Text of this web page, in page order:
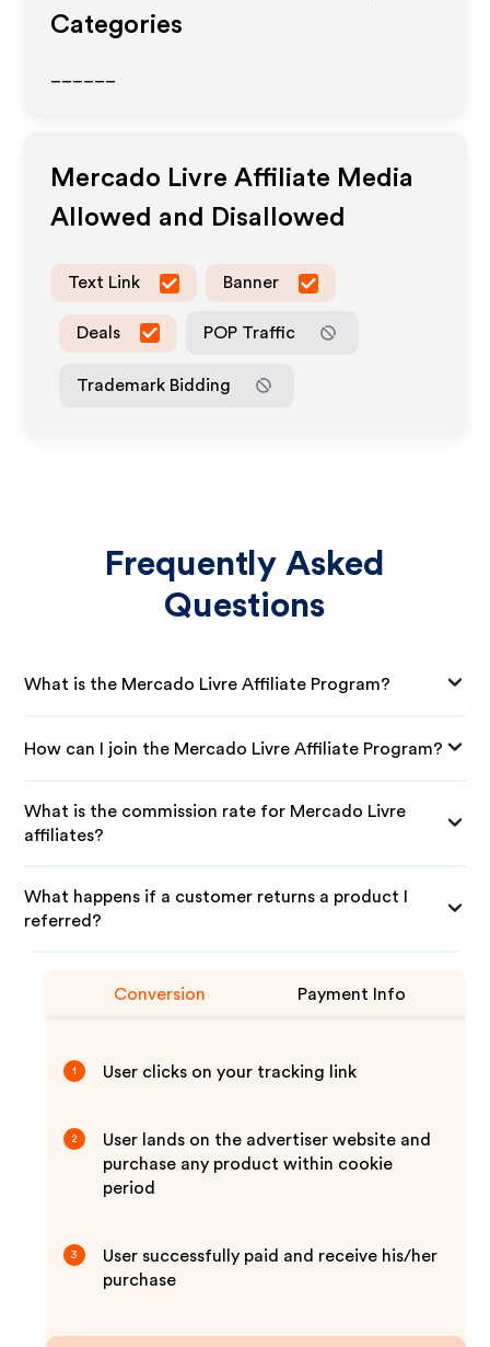
Categories
Mercado Livre Affiliate Media
Allowed and Disallowed
Text Link Banner
Deals POP Traffic
Trademark Bidding
Frequently Asked
Questions
What is the Mercado Livre Affiliate Program?
How can I join the Mercado Livre Affiliate Program?
What is the commission rate for Mercado Livre
affiliates?
What happens if a customer returns a product I
referred?
Conversion Payment Info
1 User clicks on your tracking link
2
User lands on the advertiser website and
purchase any product within cookie
period
3
User successfully paid and receive his/her
purchase